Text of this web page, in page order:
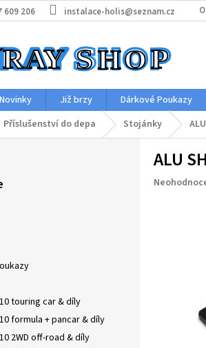
609 206 instalace-holis@seznam.cz
Novinky Již brzy Dárkové Poukazy
Příslušenství do depa Stojánky
touring car & díly
formula + pancar & díly
2WD off-road & díly
ALU
Průměrné